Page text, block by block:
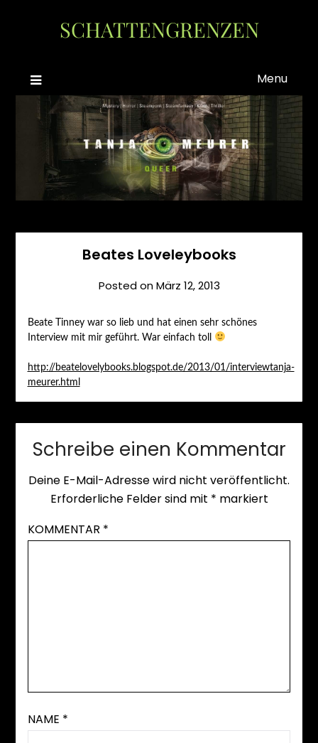
SCHATTENGRENZEN
Menu
Beates Loveleybooks
Posted onMärz 12, 2013
Beate Tinney war so lieb und hat einen sehr schönes
Interview mit mir geführt. War einfach toll
http://beatelovelybooks.blogspot.de/2013/01/interviewtanja-
meurer.html
Schreibe einen Kommentar
Deine E-Mail-Adresse wird nicht veröffentlicht.
Erforderliche Felder sind mit * markiert
KOMMENTAR *
NAME *